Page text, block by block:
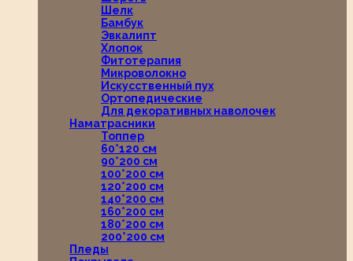
Шелк
Бамбук
Эвкалипт
Хлопок
Фитотерапия
Микроволокно
Искусственный пух
Ортопедические
Для декоративных наволочек
Наматрасники
Топпер
60*120 см
90*200 см
100*200 см
120*200 см
140*200 см
160*200 см
180*200 см
200*200 см
Пледы